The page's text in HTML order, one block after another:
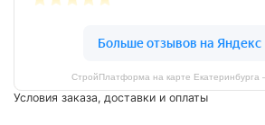
СтройПлатформа на карте Екатеринбурга
Условия заказа, доставки и оплаты